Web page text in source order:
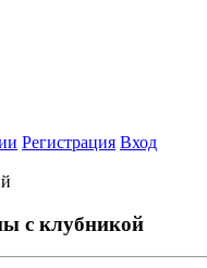
Регистрация Вход
с клубникой